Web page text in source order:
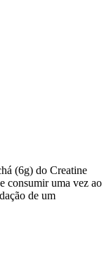
(6g) do Creatine
consumir uma vez ao
de um